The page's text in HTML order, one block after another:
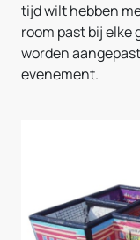
tijd wilt hebben
room past bij elke
worden
evenement.